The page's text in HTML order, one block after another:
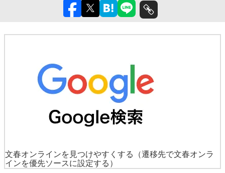
文春オンラインを見つけやすくする
（遷移先で文春オンラ
インを優先ソースに設定する）